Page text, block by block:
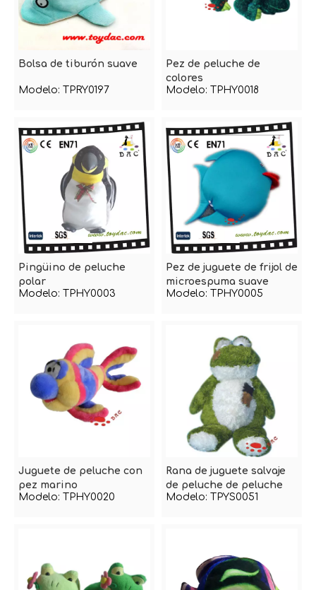
Bolsa de tiburón suave
Modelo: TPRY0197
Pez de peluche de
colores
Modelo: TPHY0018
Pingüino de peluche
polar
Modelo: TPHY0003
Pez de juguete de frijol de
microespuma suave
Modelo: TPHY0005
Juguete de peluche con
pez marino
Modelo: TPHY0020
Rana de juguete salvaje
de peluche de peluche
Modelo: TPYS0051